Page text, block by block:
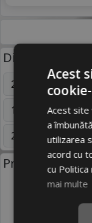
Dimensiuni
205/55 R16
195/60 R15
235/65 R17
Producatori
Acest
Acest site
a
utilizarea
acord cu
cu
mai multe